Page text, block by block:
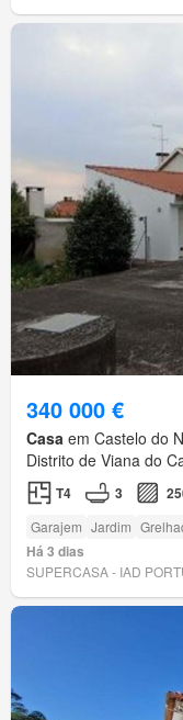
340 000 €
Casa em Castelo do
Distrito de Viana do
T4 3
Garajem Jardim
Há 3 dias
SUPERCASA - IAD